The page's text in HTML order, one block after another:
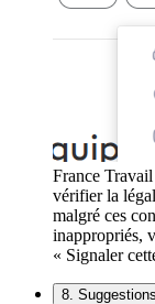
France
vérifier la
malgré ces
inappropriés,
« Signaler
8.